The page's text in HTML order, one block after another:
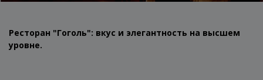
Ресторан "Гоголь": вкус и элегантность на высшем
уровне.